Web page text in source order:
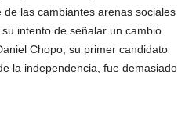
las cambiantes arenas sociales
intento de señalar un cambio
Chopo, su primer candidato
la independencia, fue demasiado